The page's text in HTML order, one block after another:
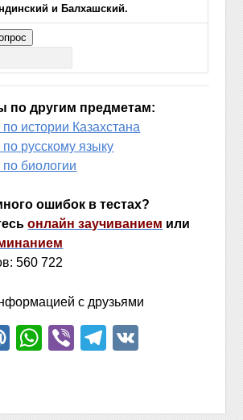
и Балхашский.
по другим предметам:
истории Казахстана
русскому языку
биологии
ошибок в тестах?
онлайн заучиванием или
560 722
с друзьями
Mail.Ru
WhatsApp
ViberTelegram